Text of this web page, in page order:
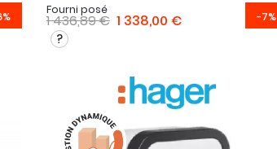
Fourni posé
1 436,89 € 1 338,00 € -7%